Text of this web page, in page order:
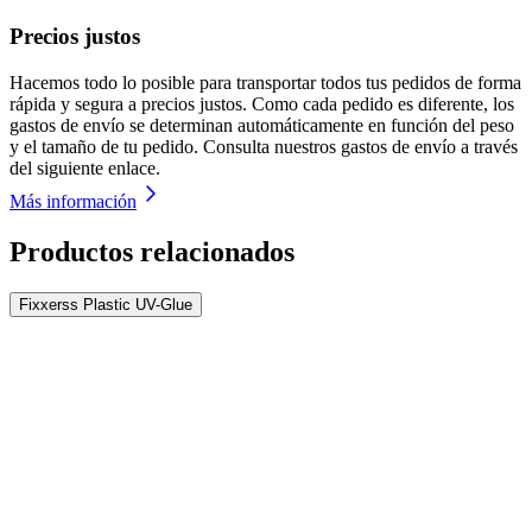
Precios justos
Hacemos todo lo posible para transportar todos tus pedidos de forma
rápida y segura a precios justos. Como cada pedido es diferente, los
gastos de envío se determinan automáticamente en función del peso
y el tamaño de tu pedido. Consulta nuestros gastos de envío a través
del siguiente enlace.
Más información
Productos relacionados
Fixxerss Plastic UV-Glue